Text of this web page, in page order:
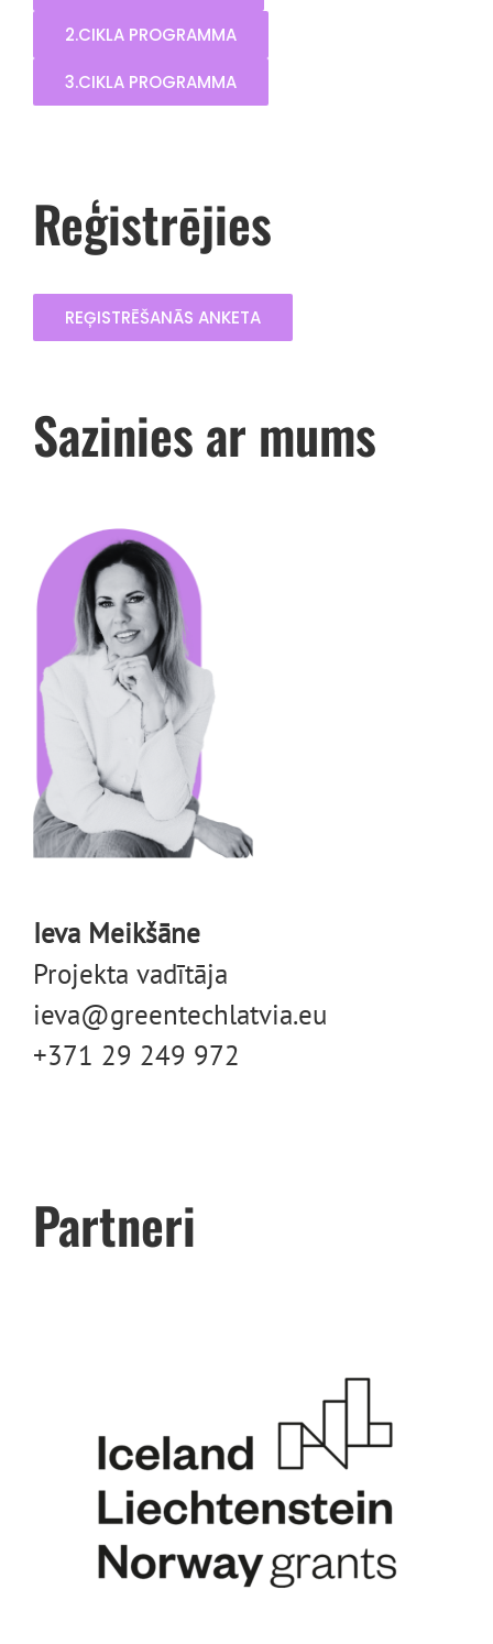
2.CIKLA PROGRAMMA
3.CIKLA PROGRAMMA
Reģistrējies
REĢISTRĒŠANĀS ANKETA
Sazinies ar mums
Ieva Meikšāne
Projekta vadītāja
ieva@greentechlatvia.eu
+371 29 249 972
Partneri